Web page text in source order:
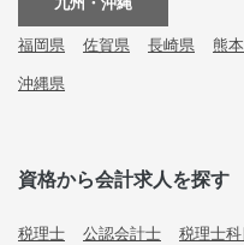
福岡県 佐賀県 長崎県 熊
沖縄県
資格から会計求人を探す
税理士 公認会計士 税理士